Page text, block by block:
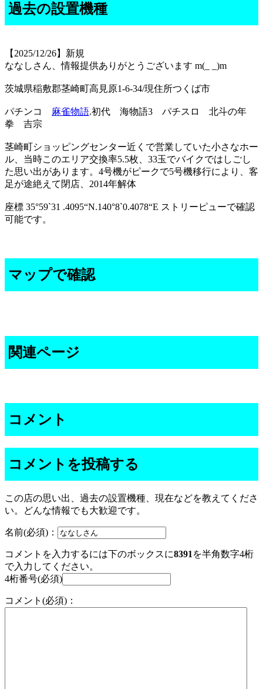
過去の設置機種
【2025/12/26】新規
ななしさん、情報提供ありがとうございます m(_ _)m
茨城県稲敷郡茎崎町高見原1-6-34/現住所つくば市
パチンコ 麻雀物語.初代 海物語3 パチスロ 北斗の年
拳 吉宗
茎崎町ショッピングセンター近くで営業していた小さなホー
ル、当時このエリア交換率5.5枚、33玉でバイクではしごし
た思い出があります。4号機がピークで5号機移行により、客
足が途絶えて閉店、2014年解体
座標 35°59`31 .4095“N.140°8`0.4078“E ストリーピューで確認
可能です。
マップで確認
関連ページ
コメント
コメントを投稿する
この店の思い出、過去の設置機種、現在などを教えてくださ
い。どんな情報でも大歓迎です。
名前(必須)：
コメントを入力するには下のボックスに8391 を半角数字4桁
で入力してください。
4桁番号(必須)
コメント(必須)：